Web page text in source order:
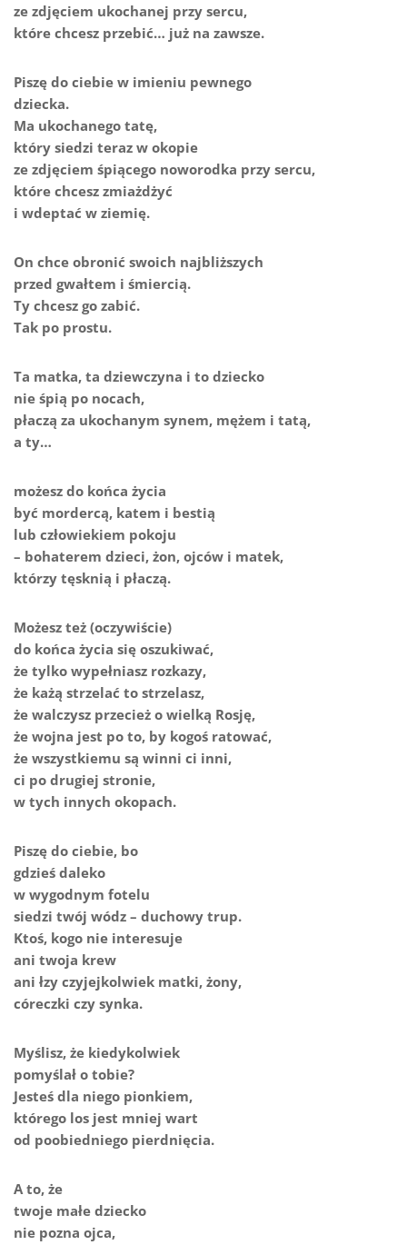
ze zdjęciem ukochanej przy sercu,
które chcesz przebić… już na zawsze.
Piszę do ciebie w imieniu pewnego
dziecka.
Ma ukochanego tatę,
który siedzi teraz w okopie
ze zdjęciem śpiącego noworodka przy sercu,
które chcesz zmiażdżyć
i wdeptać w ziemię.
On chce obronić swoich najbliższych
przed gwałtem i śmiercią.
Ty chcesz go zabić.
Tak po prostu.
Ta matka, ta dziewczyna i to dziecko
nie śpią po nocach,
płaczą za ukochanym synem, mężem i tatą,
a ty…
możesz do końca życia
być mordercą, katem i bestią
lub człowiekiem pokoju
– bohaterem dzieci, żon, ojców i matek,
którzy tęsknią i płaczą.
Możesz też (oczywiście)
do końca życia się oszukiwać,
że tylko wypełniasz rozkazy,
że każą strzelać to strzelasz,
że walczysz przecież o wielką Rosję,
że wojna jest po to, by kogoś ratować,
że wszystkiemu są winni ci inni,
ci po drugiej stronie,
w tych innych okopach.
Piszę do ciebie, bo
gdzieś daleko
w wygodnym fotelu
siedzi twój wódz – duchowy trup.
Ktoś, kogo nie interesuje
ani twoja krew
ani łzy czyjejkolwiek matki, żony,
córeczki czy synka.
Myślisz, że kiedykolwiek
pomyślał o tobie?
Jesteś dla niego pionkiem,
którego los jest mniej wart
od poobiedniego pierdnięcia.
A to, że
twoje małe dziecko
nie pozna ojca,